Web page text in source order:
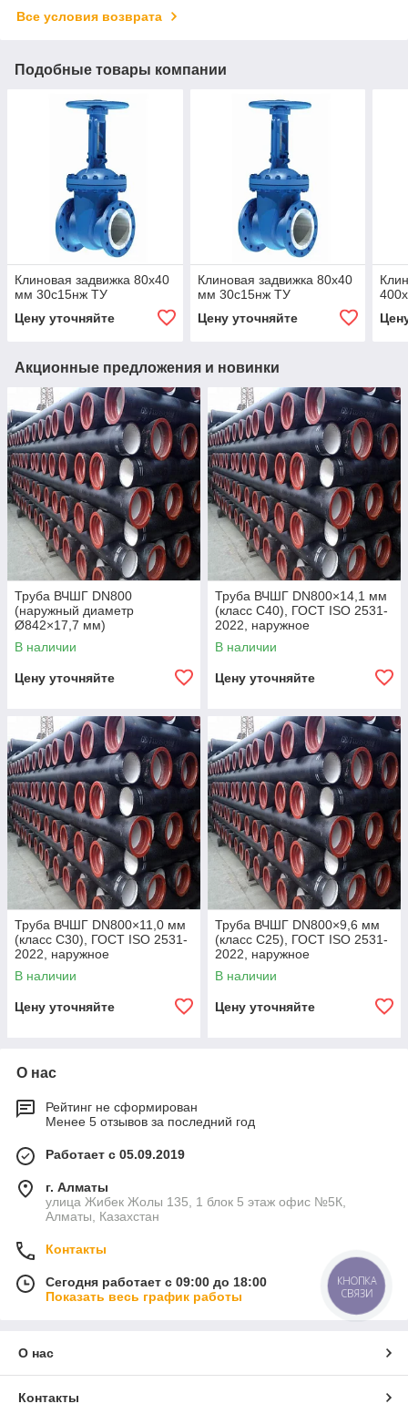
Все условия возврата
Подобные товары компании
Клиновая задвижка 80x40
мм 30с15нж ТУ
Цену уточняйте
Клиновая задвижка 80x40
мм 30с15нж ТУ
Цену уточняйте
Акционные предложения и новинки
Труба ВЧШГ DN800
(наружный диаметр
Ø842×17,7 мм)
В наличии
Цену уточняйте
Труба ВЧШГ DN800×14,1 мм
(класс C40), ГОСТ ISO 2531-
2022, наружное
полиуретановое покрытие,
внутреннее цементно-
В наличии
Цену уточняйте
Труба ВЧШГ DN800×11,0 мм
(класс C30), ГОСТ ISO 2531-
2022, наружное
полиуретановое покрытие,
внутреннее цементно-
В наличии
Цену уточняйте
Труба ВЧШГ DN800×9,6 мм
(класс C25), ГОСТ ISO 2531-
2022, наружное
полиуретановое покрытие,
внутреннее цементно-
В наличии
Цену уточняйте
О нас
Рейтинг не сформирован
Менее 5 отзывов за последний год
Работает с 05.09.2019
г. Алматы
улица Жибек Жолы 135, 1 блок 5 этаж офис №5К,
Алматы, Казахстан
Контакты
Сегодня работает с 09:00 до 18:00
Показать весь график работы
О нас
Контакты
КНОПКА
СВЯЗИ